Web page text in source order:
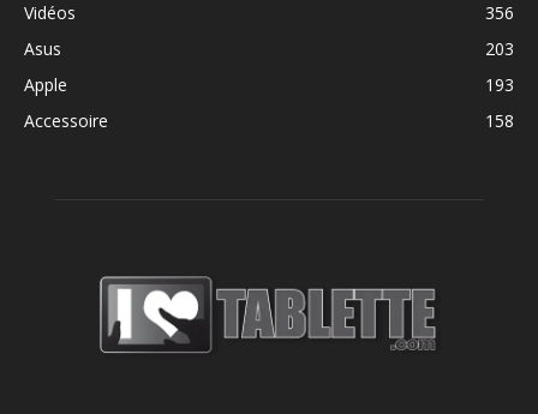
Vidéos
356
Asus
203
Apple
193
Accessoire
158